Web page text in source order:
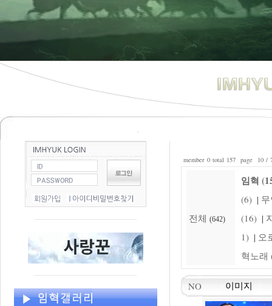
member 0 total 157 page 10 /
전체 (642)
임혁
(6) |
(16) |
1) | 오
혁노래
NO 이미지